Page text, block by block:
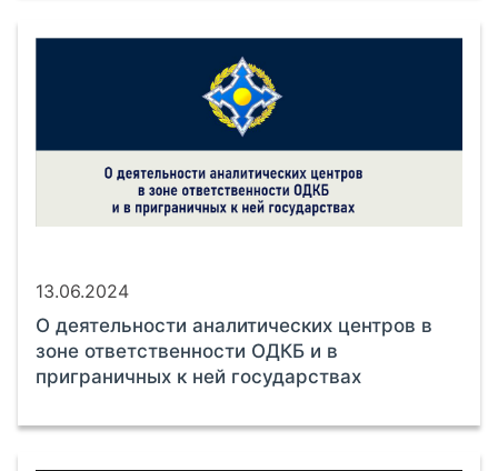
13.06.2024
О деятельности аналитических центров в
зоне ответственности ОДКБ и в
приграничных к ней государствах